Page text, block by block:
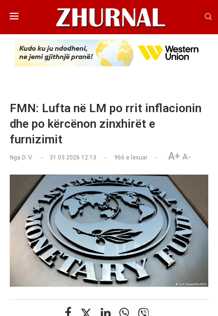
FMN: Lufta në LM po rrit inflacionin
dhe po kërcënon zinxhirët e
furnizimit
Nga D. V. 31.03.2026 12:13 966 e lexuar A+ A-